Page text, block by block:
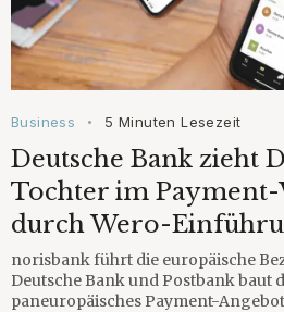
Business • 5 Minuten Lesezeit
Deutsche Bank zieht
Tochter im
durch Wero-
norisbank führt die europäische
Deutsche Bank und Postbank baut
paneuropäisches Payment-